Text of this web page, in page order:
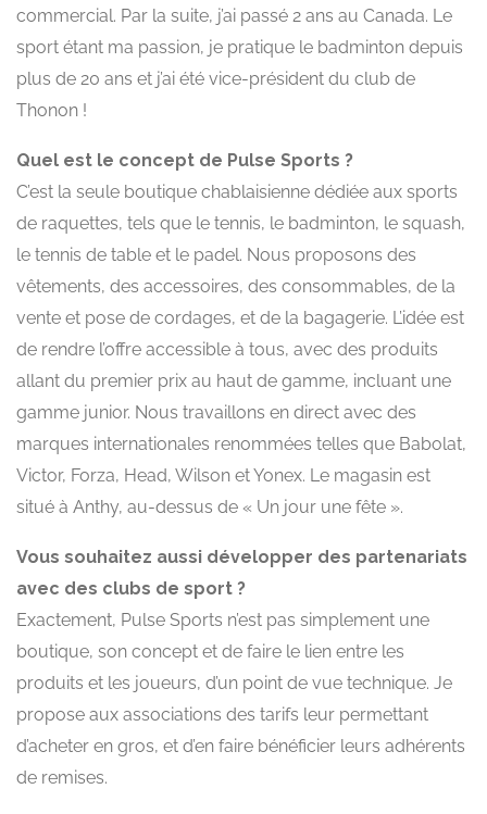
commercial. Par la suite, j’ai passé 2 ans au Canada. Le
sport étant ma passion, je pratique le badminton depuis
plus de 20 ans et j’ai été vice-président du club de
Thonon !
Quel est le concept de Pulse Sports ?
C’est la seule boutique chablaisienne dédiée aux sports
de raquettes, tels que le tennis, le badminton, le squash,
le tennis de table et le padel. Nous proposons des
vêtements, des accessoires, des consommables, de la
vente et pose de cordages, et de la bagagerie. L’idée est
de rendre l’offre accessible à tous, avec des produits
allant du premier prix au haut de gamme, incluant une
gamme junior. Nous travaillons en direct avec des
marques internationales renommées telles que Babolat,
Victor, Forza, Head, Wilson et Yonex. Le magasin est
situé à Anthy, au-dessus de « Un jour une fête ».
Vous souhaitez aussi développer des partenariats
avec des clubs de sport ?
Exactement, Pulse Sports n’est pas simplement une
boutique, son concept et de faire le lien entre les
produits et les joueurs, d’un point de vue technique. Je
propose aux associations des tarifs leur permettant
d’acheter en gros, et d’en faire bénéficier leurs adhérents
de remises.